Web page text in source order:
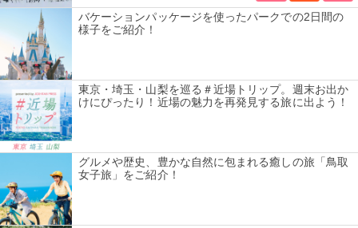
バケーションパッケージを使ったパークでの2日間の
様子をご紹介！
東京・埼玉・山梨を巡る＃近場トリップ。週末お出か
けにぴったり！近場の魅力を再発見する旅に出よう！
グルメや歴史、豊かな自然に包まれる癒しの旅「鳥取
女子旅」をご紹介！